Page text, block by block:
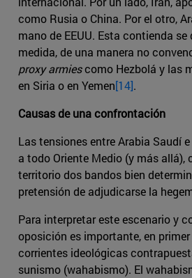
como Rusia o China. Por el otro,
mano de EEUU. Esta contienda se
medida, de una manera no
proxy armiescomo Hezbolá y las
en Siria o en Yemen[14].
Causas de una confrontación
Las tensiones entre Arabia Saudí
a todo Oriente Medio (y más allá),
territorio dos bandos bien
pretensión de adjudicarse la
Para interpretar este escenario y
oposición es importante, en
corrientes ideológicas
sunismo (wahabismo). El